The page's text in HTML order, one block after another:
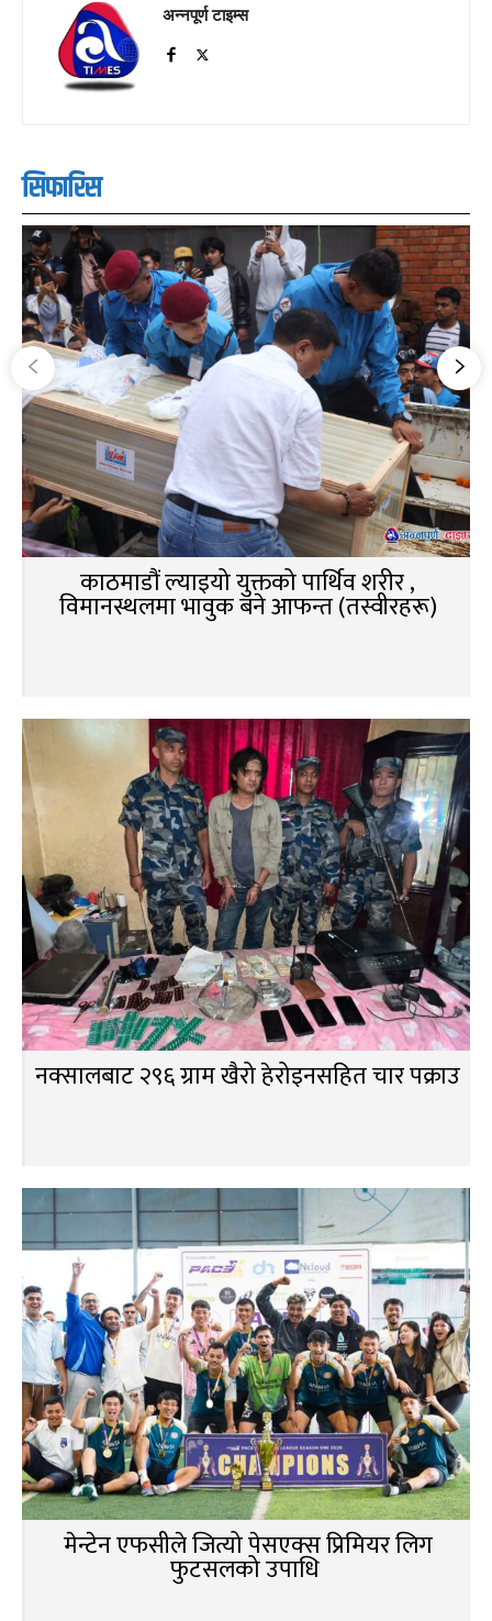
अन्नपूर्ण टाइम्स
सिफारिस
काठमाडौं ल्याइयो युक्तको पार्थिव शरीर ,
विमानस्थलमा भावुक बने आफन्त (तस्वीरहरू)
नक्सालबाट २९६ ग्राम खैरो हेरोइनसहित चार पक्राउ
मेन्टेन एफसीले जित्यो पेसएक्स प्रिमियर लिग
फुटसलको उपाधि